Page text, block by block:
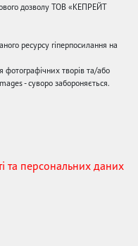
дозволу ТОВ «КЕПРЕЙТ
ресурсу гіперпосилання на
фотографічних творів та/або
- суворо забороняється.
та персональних даних